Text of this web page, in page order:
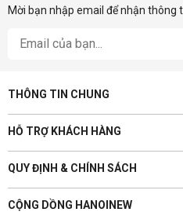
Mời bạn nhập email để nhận thông
THÔNG TIN CHUNG
HỖ TRỢ KHÁCH HÀNG
QUY ĐỊNH & CHÍNH SÁCH
CỘNG DỒNG HANOINEW